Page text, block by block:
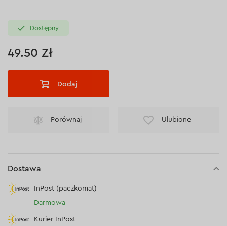
Dostępny
49.50 Zł
Dodaj
Porównaj Ulubione
Dostawa
InPost (paczkomat)
Darmowa
Kurier InPost